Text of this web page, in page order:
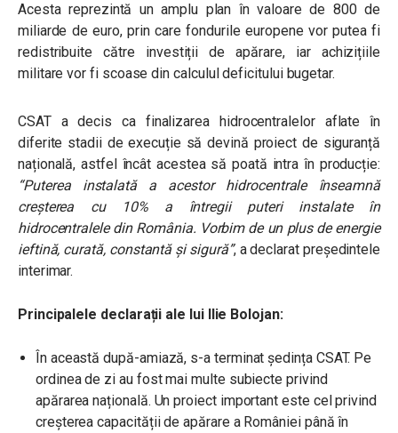
Acesta reprezintă un amplu plan în valoare de 800 de
miliarde de euro, prin care fondurile europene vor putea fi
redistribuite către investiții de apărare, iar achizițiile
militare vor fi scoase din calculul deficitului bugetar.
CSAT a decis ca finalizarea hidrocentralelor aflate în
diferite stadii de execuție să devină proiect de siguranță
națională, astfel încât acestea să poată intra în producție:
“Puterea instalată a acestor hidrocentrale înseamnă
creșterea cu 10% a întregii puteri instalate în
hidrocentralele din România. Vorbim de un plus de energie
ieftină, curată, constantă și sigură”, a declarat președintele
interimar.
Principalele declarații ale lui Ilie Bolojan:
În această după-amiază, s-a terminat ședința CSAT. Pe
ordinea de zi au fost mai multe subiecte privind
apărarea națională. Un proiect important este cel privind
creșterea capacității de apărare a României până în